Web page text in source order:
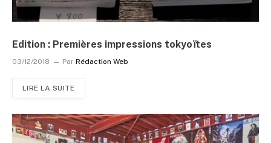
Edition : Premières impressions tokyoïtes
03/12/2018 Par Rédaction Web
LIRE LA SUITE